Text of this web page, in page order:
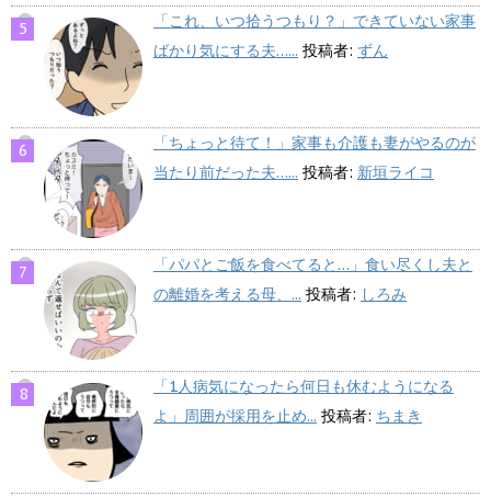
「これ、いつ拾うつもり？」できていない家事
ばかり気にする夫…... 投稿者: ずん
「ちょっと待て！」家事も介護も妻がやるのが
当たり前だった夫…... 投稿者: 新垣ライコ
「パパとご飯を食べてると…」食い尽くし夫と
の離婚を考える母、... 投稿者: しろみ
「1人病気になったら何日も休むようになる
よ」周囲が採用を止め... 投稿者: ちまき